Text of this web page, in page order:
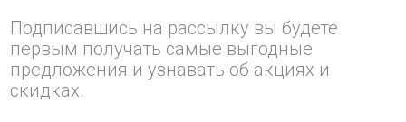
Подписавшись на рассылку вы будете
первым получать самые выгодные
предложения и узнавать об акциях и
скидках.